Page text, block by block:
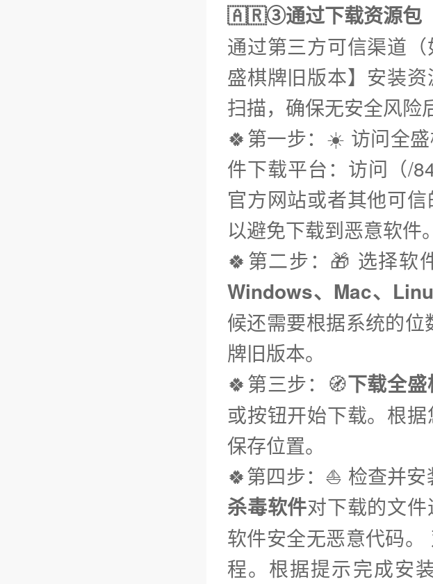
🇦🇷③通过下载资源包
通过第三方可信渠道
盛棋牌旧版本】安装
扫描，确保无安全风险
🍀第一步：☀️ 访问全
件下载平台：访问（/
官方网站或者其他可
以避免下载到恶意软件。
🍀第二步：🎁 选择软
Windows、Mac、
候还需要根据系统的
牌旧版本。
🍀第三步：🧭下载全
或按钮开始下载。根
保存位置。
🍀第四步：⛵️ 检查并
杀毒软件对下载的文
软件安全无恶意代码
程。根据提示完成安